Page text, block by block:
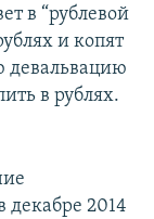
в “рублевой
и копят
девальвацию
в рублях.
декабре 2014